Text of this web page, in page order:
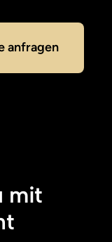
anfragen
mit